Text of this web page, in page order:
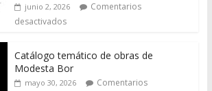
junio 2, 2026
Comentarios
desactivados
Catálogo temático de obras de
Modesta Bor
mayo 30, 2026
Comentarios